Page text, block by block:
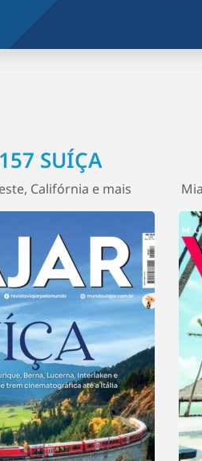
SUÍÇA
Califórnia e mais